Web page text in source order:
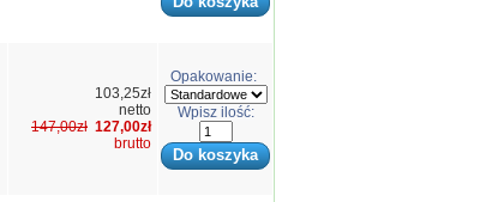
103,25zł
netto
147,00zł 127,00zł
brutto
Opakowanie:
Wpisz ilość: